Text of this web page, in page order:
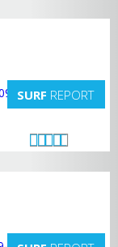
SURF REPORT